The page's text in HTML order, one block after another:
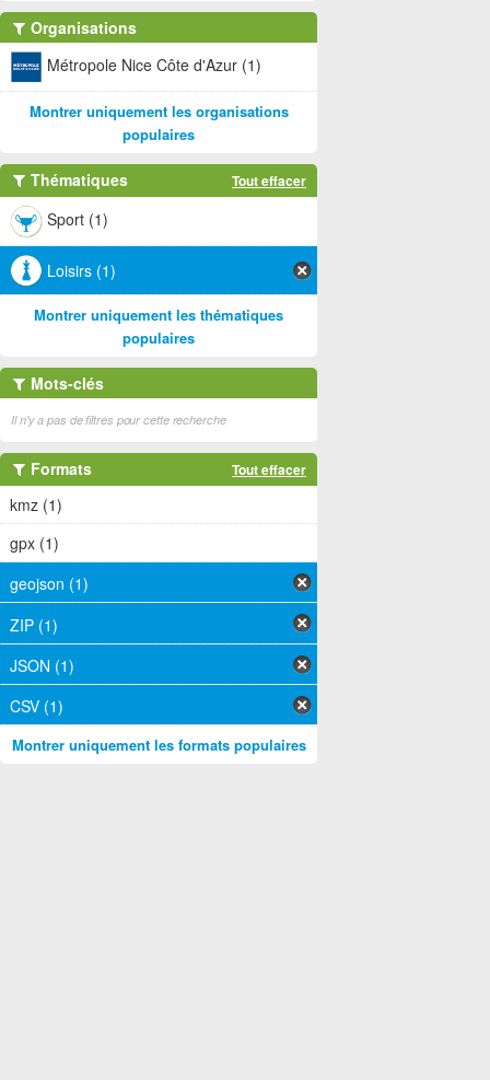
Organisations
Métropole Nice Côte d'Azur (1)
Montrer uniquement les organisations
populaires
Thématiques Tout effacer
Sport (1)
Loisirs (1)
Montrer uniquement les thématiques
populaires
Mots-clés
Il n'y a pas de filtres pour cette recherche
Formats Tout effacer
kmz (1)
gpx (1)
geojson (1)
ZIP (1)
JSON (1)
CSV (1)
Montrer uniquement les formats populaires